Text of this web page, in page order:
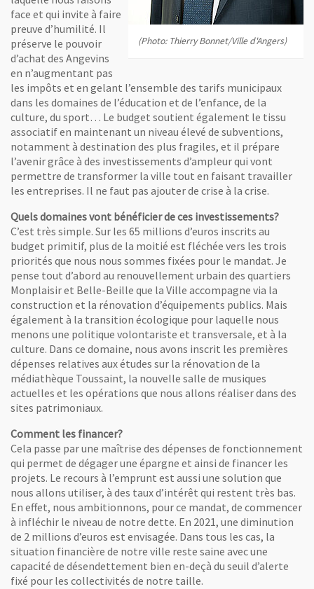
(Photo: Thierry Bonnet/Ville d'Angers)
face et qui invite à faire
preuve d’humilité. Il
préserve le pouvoir
d’achat des Angevins
en n’augmentant pas
les impôts et en gelant l’ensemble des tarifs municipaux
dans les domaines de l’éducation et de l’enfance, de la
culture, du sport… Le budget soutient également le tissu
associatif en maintenant un niveau élevé de subventions,
notamment à destination des plus fragiles, et il prépare
l’avenir grâce à des investissements d’ampleur qui vont
permettre de transformer la ville tout en faisant travailler
les entreprises. Il ne faut pas ajouter de crise à la crise.
Quels domaines vont bénéficier de ces investissements?
C’est très simple. Sur les 65 millions d’euros inscrits au
budget primitif, plus de la moitié est fléchée vers les trois
priorités que nous nous sommes fixées pour le mandat. Je
pense tout d’abord au renouvellement urbain des quartiers
Monplaisir et Belle-Beille que la Ville accompagne via la
construction et la rénovation d’équipements publics. Mais
également à la transition écologique pour laquelle nous
menons une politique volontariste et transversale, et à la
culture. Dans ce domaine, nous avons inscrit les premières
dépenses relatives aux études sur la rénovation de la
médiathèque Toussaint, la nouvelle salle de musiques
actuelles et les opérations que nous allons réaliser dans des
sites patrimoniaux.
Comment les financer?
Cela passe par une maîtrise des dépenses de fonctionnement
qui permet de dégager une épargne et ainsi de financer les
projets. Le recours à l’emprunt est aussi une solution que
nous allons utiliser, à des taux d’intérêt qui restent très bas.
En effet, nous ambitionnons, pour ce mandat, de commencer
à infléchir le niveau de notre dette. En 2021, une diminution
de 2 millions d’euros est envisagée. Dans tous les cas, la
situation financière de notre ville reste saine avec une
capacité de désendettement bien en-deçà du seuil d’alerte
fixé pour les collectivités de notre taille.